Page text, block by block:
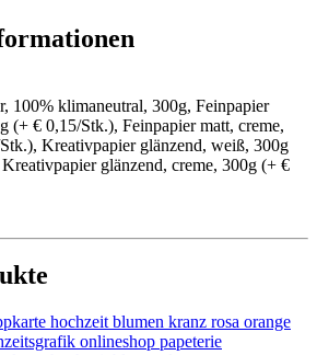
100% klimaneutral, 300g, Feinpapier
(+ € 0,15/Stk.), Feinpapier matt, creme,
Kreativpapier glänzend, weiß, 300g
glänzend, creme, 300g (+ €